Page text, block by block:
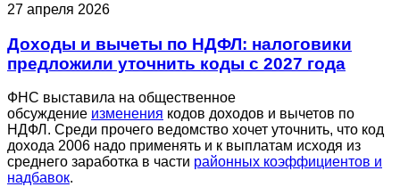
27 апреля 2026
Доходы и вычеты по НДФЛ: налоговики
предложили уточнить коды с 2027 года
ФНС выставила на общественное
обсуждение изменения кодов доходов и вычетов по
НДФЛ. Среди прочего ведомство хочет уточнить, что код
дохода 2006 надо применять и к выплатам исходя из
среднего заработка в части районных коэффициентов и
надбавок.